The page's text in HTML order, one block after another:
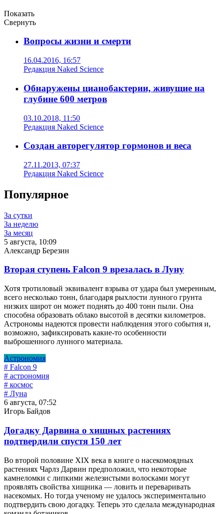
Показать
Свернуть
Вопросы жизни и смерти
16.04.2016, 16:57
Редакция Naked Science
Обнаружены цианобактерии, живущие на
глубине 600 метров
03.10.2018, 11:50
Редакция Naked Science
Создан авторегулятор гормонов и веса
27.11.2013, 07:37
Редакция Naked Science
Популярное
За сутки
За неделю
За месяц
5 августа, 10:09
Александр Березин
Вторая ступень Falcon 9 врезалась в Луну
Хотя тротиловый эквивалент взрыва от удара был умеренным,
всего несколько тонн, благодаря рыхлости лунного грунта
низких широт он может поднять до 400 тонн пыли. Она
способна образовать облако высотой в десятки километров.
Астрономы надеются провести наблюдения этого события и,
возможно, зафиксировать какие-то особенности
выброшенного лунного материала.
Астрономия
# Falcon 9
# астрономия
# космос
# Луна
6 августа, 07:52
Игорь Байдов
Догадку Дарвина о хищных растениях
подтвердили спустя 150 лет
Во второй половине XIX века в книге о насекомоядных
растениях Чарлз Дарвин предположил, что некоторые
камнеломки с липкими железистыми волосками могут
проявлять свойства хищника — ловить и переваривать
насекомых. Но тогда ученому не удалось экспериментально
подтвердить свою догадку. Теперь это сделала международная